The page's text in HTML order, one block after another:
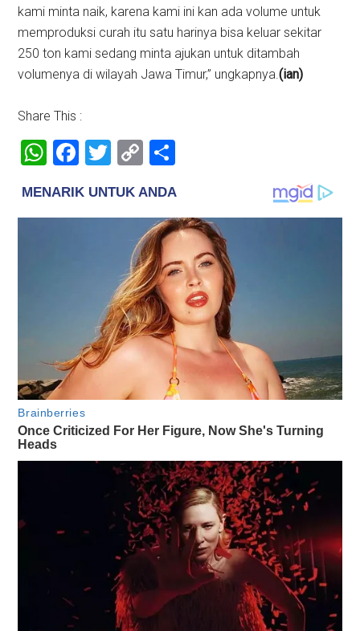
kami minta naik, karena kami ini kan ada volume untuk
memproduksi curah itu satu harinya bisa keluar sekitar
250 ton kami sedang minta ajukan untuk ditambah
volumenya di wilayah Jawa Timur,” ungkapnya.(ian)
Share This :
WhatsApp
Facebook
Twitter
Copy